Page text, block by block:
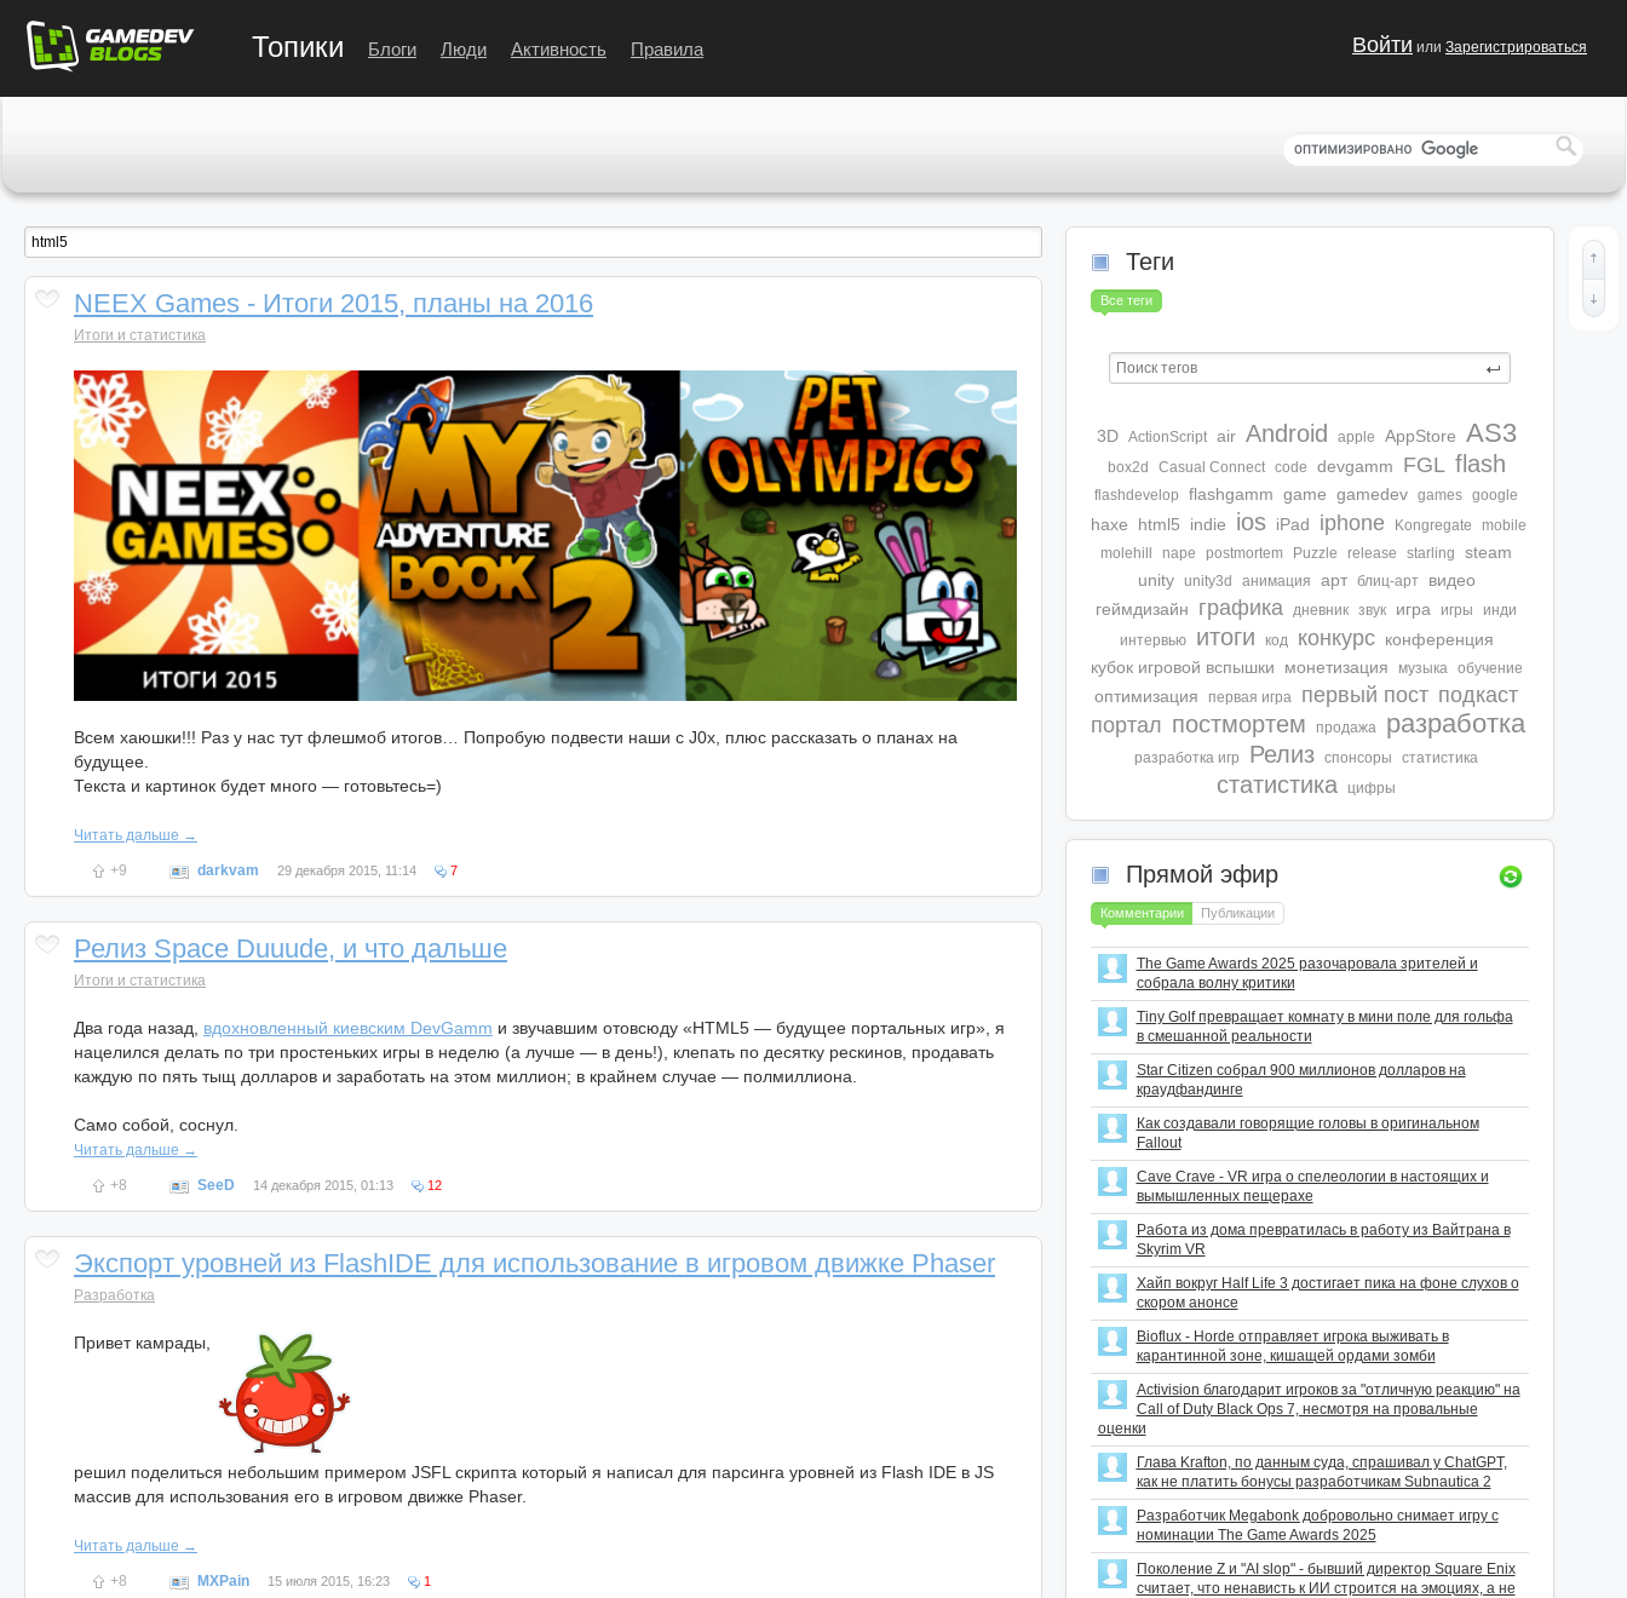
Войти или Зарегистрироваться
Топики Блоги Люди Активность Правила
NEEX Games - Итоги 2015, планы на 2016
Итоги и статистика
Всем хаюшки!!! Раз у нас тут флешмоб итогов… Попробую подвести наши с J0x, плюс рассказать о планах на
будущее.
Текста и картинок будет много — готовьтесь=)
Читать дальше →
+9 darkvam 29 декабря 2015, 11:14 7
Релиз Space Duuude, и что дальше
Итоги и статистика
Два года назад, вдохновленный киевским DevGamm и звучавшим отовсюду «HTML5 — будущее портальных игр», я
нацелился делать по три простеньких игры в неделю (а лучше — в день!), клепать по десятку рескинов, продавать
каждую по пять тыщ долларов и заработать на этом миллион; в крайнем случае — полмиллиона.
Само собой, соснул.
Читать дальше →
+8 SeeD 14 декабря 2015, 01:13 12
Экспорт уровней из FlashIDE для использование в игровом движке Phaser
Разработка
Привет камрады,
решил поделиться небольшим примером JSFL скрипта который я написал для парсинга уровней из Flash IDE в JS
массив для использования его в игровом движке Phaser.
Читать дальше →
+8 MXPain 15 июля 2015, 16:23 1
Теги
Все теги
3D ActionScript air Android apple AppStore AS3
box2d Casual Connect code devgamm FGL flash
flashdevelop flashgamm game gamedev games google
haxe html5 indie ios iPad iphone Kongregate
mobile
molehill
nape postmortem Puzzle release starling
steam
unity unity3d анимация арт блиц-арт
видео
геймдизайн
графика дневник звук игра игры
инди
интервью
итоги код конкурс конференция
кубок игровой вспышки
монетизация музыка обучение
оптимизация первая игра первый пост подкаст
портал постмортем продажа разработка
разработка игр Релиз спонсоры статиcтика
статистика цифры
Прямой эфир
Комментарии Публикации
The Game Awards 2025 разочаровала зрителей и
собрала волну критики
Tiny Golf превращает комнату в мини поле для гольфа
в смешанной реальности
Star Citizen собрал 900 миллионов долларов на
краудфандинге
Как создавали говорящие головы в оригинальном
Fallout
Cave Crave - VR игра о спелеологии в настоящих и
вымышленных пещерахе
Работа из дома превратилась в работу из Вайтрана в
Skyrim VR
Хайп вокруг Half Life 3 достигает пика на фоне слухов о
скором анонсе
Bioflux - Horde отправляет игрока выживать в
карантинной зоне, кишащей ордами зомби
Activision благодарит игроков за "отличную реакцию" на
Call of Duty Black Ops 7, несмотря на провальные
оценки
Глава Krafton, по данным суда, спрашивал у ChatGPT,
как не платить бонусы разработчикам Subnautica 2
Разработчик Megabonk добровольно снимает игру с
номинации The Game Awards 2025
Поколение Z и "AI slop" - бывший директор Square Enix
считает, что ненависть к ИИ строится на эмоциях, а не